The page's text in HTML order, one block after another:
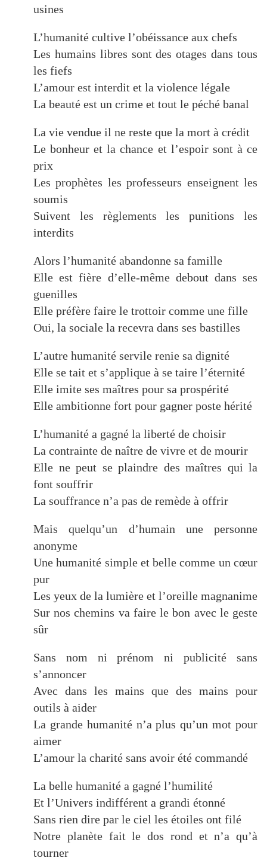
usines
L’humanité cultive l’obéissance aux chefs
Les humains libres sont des otages dans tous
les fiefs
L’amour est interdit et la violence légale
La beauté est un crime et tout le péché banal
La vie vendue il ne reste que la mort à crédit
Le bonheur et la chance et l’espoir sont à ce
prix
Les prophètes les professeurs enseignent les
soumis
Suivent les règlements les punitions les
interdits
Alors l’humanité abandonne sa famille
Elle est fière d’elle-même debout dans ses
guenilles
Elle préfère faire le trottoir comme une fille
Oui, la sociale la recevra dans ses bastilles
L’autre humanité servile renie sa dignité
Elle se tait et s’applique à se taire l’éternité
Elle imite ses maîtres pour sa prospérité
Elle ambitionne fort pour gagner poste hérité
L’humanité a gagné la liberté de choisir
La contrainte de naître de vivre et de mourir
Elle ne peut se plaindre des maîtres qui la
font souffrir
La souffrance n’a pas de remède à offrir
Mais quelqu’un d’humain une personne
anonyme
Une humanité simple et belle comme un cœur
pur
Les yeux de la lumière et l’oreille magnanime
Sur nos chemins va faire le bon avec le geste
sûr
Sans nom ni prénom ni publicité sans
s’annoncer
Avec dans les mains que des mains pour
outils à aider
La grande humanité n’a plus qu’un mot pour
aimer
L’amour la charité sans avoir été commandé
La belle humanité a gagné l’humilité
Et l’Univers indifférent a grandi étonné
Sans rien dire par le ciel les étoiles ont filé
Notre planète fait le dos rond et n’a qu’à
tourner